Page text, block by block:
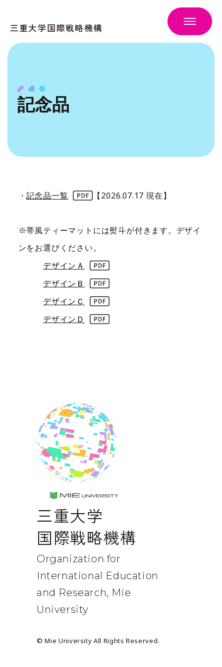
三重大学国際戦略機構
記念品
・記念品一覧 【2026.07.17 現在】
※帯風ティーマットには熨斗が付きます。デザイ
ンをお選びください。
デザインＡ
デザインＢ
デザインＣ
デザインＤ
三重大学
国際戦略機構
Organization for
International Education
and Research, Mie
University
© Mie University All Rights Reserved.